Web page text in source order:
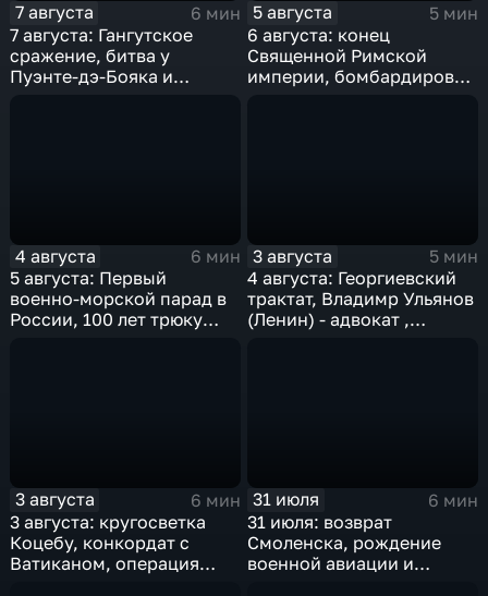
7 августа
6 мин
7 августа: Гангутское
сражение, битва у
Пуэнте-дэ-Бояка и
5 августа
5 мин
6 августа: конец
Священной Римской
империи, бомбардировка
4 августа
6 мин
5 августа: Первый
военно-морской парад в
России, 100 лет трюку
3 августа
5 мин
4 августа: Георгиевский
трактат, Владимр Ульянов
(Ленин) - адвокат ,
3 августа
6 мин
3 августа: кругосветка
Коцебу, конкордат с
Ватиканом, операция
31 июля
6 мин
31 июля: возврат
Смоленска, рождение
военной авиации и